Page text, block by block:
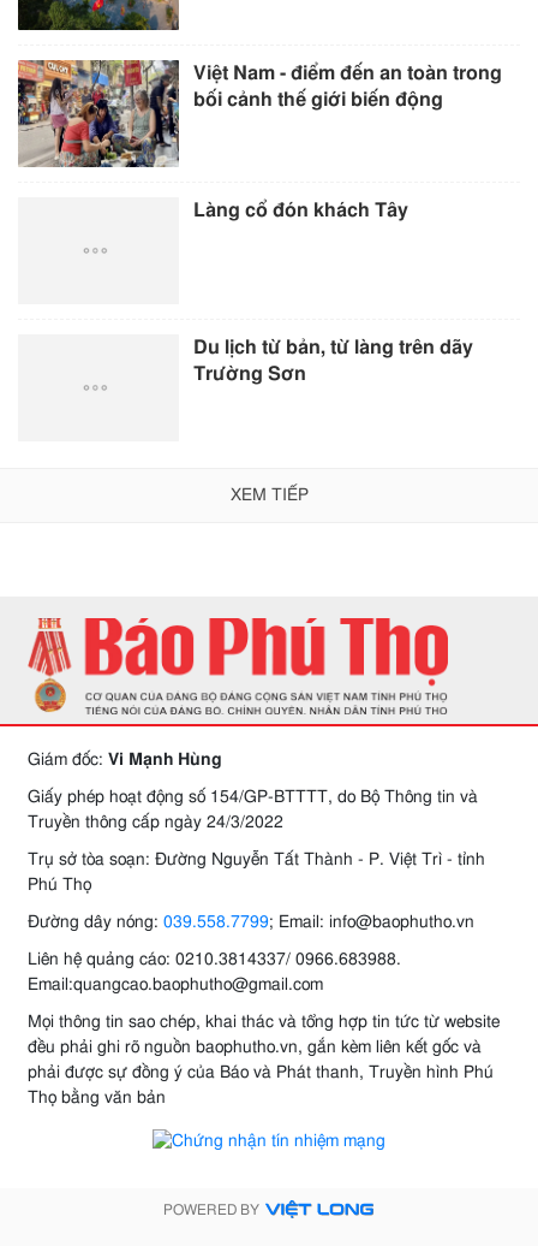
Việt Nam - điểm đến an toàn trong
bối cảnh thế giới biến động
Làng cổ đón khách Tây
Du lịch từ bản, từ làng trên dãy
Trường Sơn
XEM TIẾP
Giám đốc: Vi Mạnh Hùng
Giấy phép hoạt động số 154/GP-BTTTT, do Bộ Thông tin và
Truyền thông cấp ngày 24/3/2022
Trụ sở tòa soạn: Đường Nguyễn Tất Thành - P. Việt Trì - tỉnh
Phú Thọ
Đường dây nóng: 039.558.7799; Email: info@baophutho.vn
Liên hệ quảng cáo: 0210.3814337/ 0966.683988.
Email:quangcao.baophutho@gmail.com
Mọi thông tin sao chép, khai thác và tổng hợp tin tức từ website
đều phải ghi rõ nguồn baophutho.vn, gắn kèm liên kết gốc và
phải được sự đồng ý của Báo và Phát thanh, Truyền hình Phú
Thọ bằng văn bản
POWERED BY